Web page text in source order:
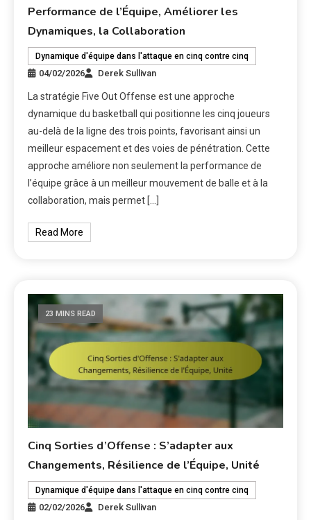
Performance de l’Équipe, Améliorer les
Dynamiques, la Collaboration
Dynamique d'équipe dans l'attaque en cinq contre cinq
04/02/2026 Derek Sullivan
La stratégie Five Out Offense est une approche
dynamique du basketball qui positionne les cinq joueurs
au-delà de la ligne des trois points, favorisant ainsi un
meilleur espacement et des voies de pénétration. Cette
approche améliore non seulement la performance de
l’équipe grâce à un meilleur mouvement de balle et à la
collaboration, mais permet […]
Read More
23 MINS READ
Cinq Sorties d’Offense : S’adapter aux
Changements, Résilience de l’Équipe, Unité
Dynamique d'équipe dans l'attaque en cinq contre cinq
02/02/2026 Derek Sullivan